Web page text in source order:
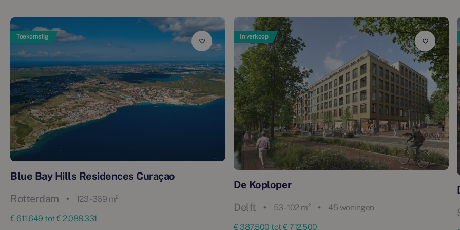
Toekomstig
Blue Bay Hills Residences Curaçao
Rotterdam
123 - 369 m²
€ 611.649 tot € 2.088.331
In verkoop
De Koploper
Delft
53 - 102 m²
45 woningen
€ 387.500 tot € 712.500